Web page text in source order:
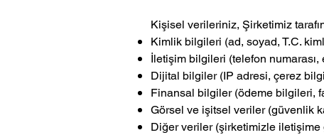
Kişisel verileriniz, Şirketimiz
Kimlik bilgileri (ad, soyad, T.C.
İletişim bilgileri (telefon
Dijital bilgiler (IP adresi, çerez
Finansal bilgiler (ödeme bilgileri,
Görsel ve işitsel veriler (güvenlik
Diğer veriler (şirketimizle iletişime